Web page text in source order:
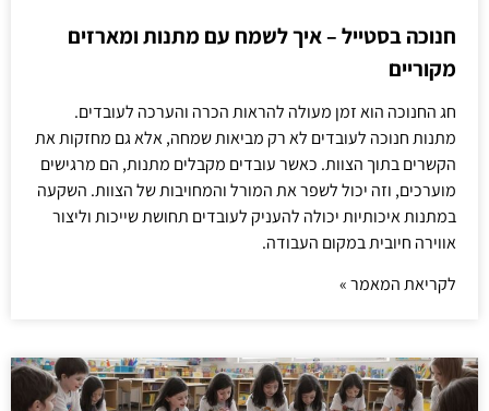
חנוכה בסטייל – איך לשמח עם מתנות ומארזים
מקוריים
חג החנוכה הוא זמן מעולה להראות הכרה והערכה לעובדים.
מתנות חנוכה לעובדים לא רק מביאות שמחה, אלא גם מחזקות את
הקשרים בתוך הצוות. כאשר עובדים מקבלים מתנות, הם מרגישים
מוערכים, וזה יכול לשפר את המורל והמחויבות של הצוות. השקעה
במתנות איכותיות יכולה להעניק לעובדים תחושת שייכות וליצור
אווירה חיובית במקום העבודה.
לקריאת המאמר »